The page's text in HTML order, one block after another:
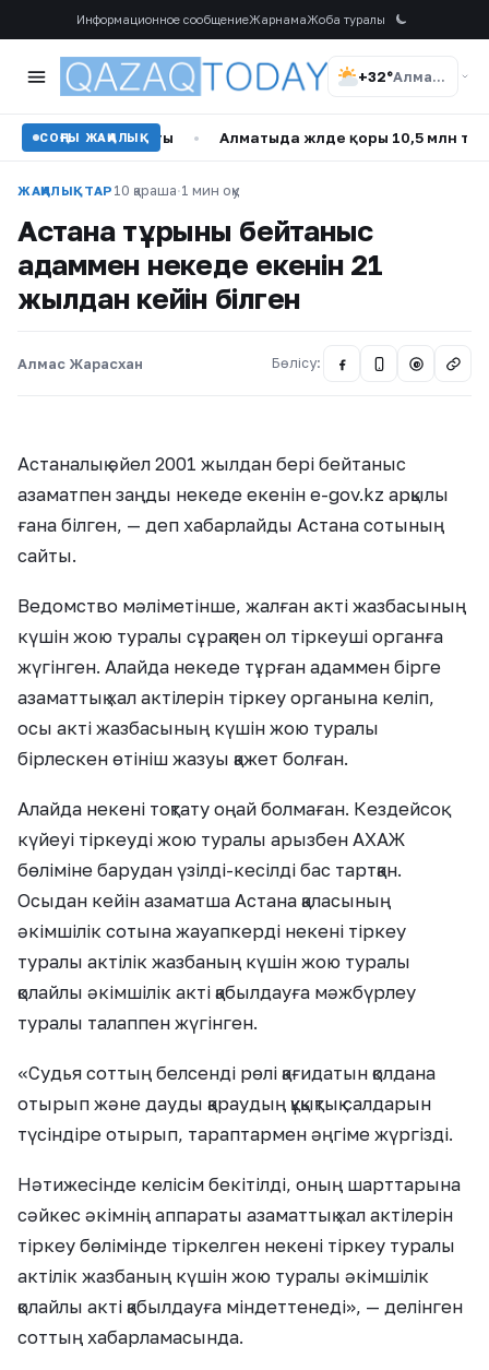
Информационное сообщениеЖарнамаЖоба туралы
+32° Алматы
СОҢҒЫ ЖАҢАЛЫҚ
айтты • Алматыда жүлде қоры 10,5 млн теңге
ЖАҢАЛЫҚТАР 10 қараша·1 мин оқу
Астана тұрғыны бейтаныс
адаммен некеде екенін 21
жылдан кейін білген
Алмас Жарасхан Бөлісу: @
Астаналық әйел 2001 жылдан бері бейтаныс
азаматпен заңды некеде екенін е-gov.kz арқылы
ғана білген, — деп хабарлайды Астана сотының
сайты.
Ведомство мәліметінше, жалған акті жазбасының
күшін жою туралы сұрақпен ол тіркеуші органға
жүгінген. Алайда некеде тұрған адаммен бірге
азаматтық хал актілерін тіркеу органына келіп,
осы акті жазбасының күшін жою туралы
бірлескен өтініш жазуы қажет болған.
Алайда некені тоқтату оңай болмаған. Кездейсоқ
күйеуі тіркеуді жою туралы арызбен АХАЖ
бөліміне барудан үзілді-кесілді бас тартқан.
Осыдан кейін азаматша Астана қаласының
әкімшілік сотына жауапкерді некені тіркеу
туралы актілік жазбаның күшін жою туралы
қолайлы әкімшілік акті қабылдауға мәжбүрлеу
туралы талаппен жүгінген.
«Судья соттың белсенді рөлі қағидатын қолдана
отырып және дауды қараудың құқықтық салдарын
түсіндіре отырып, тараптармен әңгіме жүргізді.
Нәтижесінде келісім бекітілді, оның шарттарына
сәйкес әкімнің аппараты азаматтық хал актілерін
тіркеу бөлімінде тіркелген некені тіркеу туралы
актілік жазбаның күшін жою туралы әкімшілік
қолайлы акті қабылдауға міндеттенеді», — делінген
соттың хабарламасында.